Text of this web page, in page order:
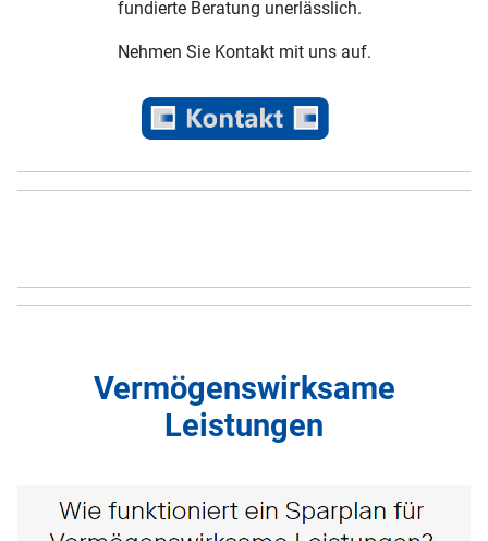
fundierte Beratung unerlässlich.
Nehmen Sie Kontakt mit uns auf.
Vermögenswirksame
Leistungen